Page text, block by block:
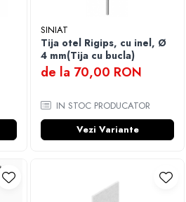
SINIAT
Tija otel Rigips, cu inel, Ø
4 mm(Tija cu bucla)
de la 70,00 RON
IN STOC PRODUCATOR
Vezi Variante